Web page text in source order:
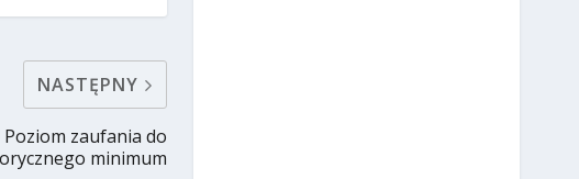
NASTĘPNY
zaufania do
minimum